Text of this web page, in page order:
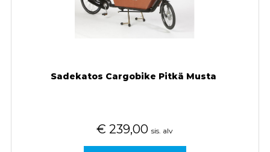
Sadekatos Cargobike Pitkä Musta
€ 239,00 sis. alv